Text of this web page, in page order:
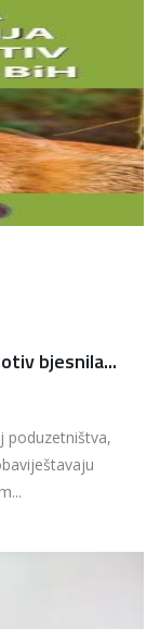
bjesnila...
poduzetništva,